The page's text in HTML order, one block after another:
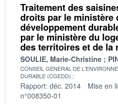
Traitement des
droits par le ministère
développement
par le ministère du
des territoires et de la
SOULIE, Marie-Christine
CONSEIL GENERAL DE
DURABLE (CGEDD)
Rapport: déc. 2014 Mise en
n°008350-01